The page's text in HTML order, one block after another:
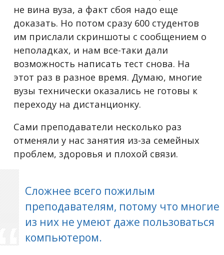
не вина вуза, а факт сбоя надо еще
доказать. Но потом сразу 600 студентов
им прислали скриншоты с сообщением о
неполадках, и нам все-таки дали
возможность написать тест снова. На
этот раз в разное время. Думаю, многие
вузы технически оказались не готовы к
переходу на дистанционку.
Сами преподаватели несколько раз
отменяли у нас занятия из-за семейных
проблем, здоровья и плохой связи.
Сложнее всего пожилым
преподавателям, потому что многие
из них не умеют даже пользоваться
компьютером.